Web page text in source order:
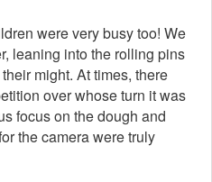
were very busy too! We
leaning into the rolling pins
might. At times, there
over whose turn it was
focus on the dough and
the camera were truly